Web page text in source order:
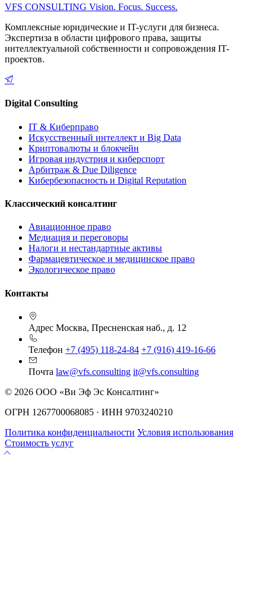
VFS CONSULTING Vision. Focus. Success.
Комплексные юридические и IT-услуги для бизнеса.
Экспертиза в области цифрового права, защиты
интеллектуальной собственности и сопровождения IT-
проектов.
Digital Consulting
IT & Киберправо
Искусственный интеллект и Big Data
Криптовалюты и блокчейн
Игровая индустрия и киберспорт
Арбитраж & Due Diligence
Кибербезопасность и Digital Reputation
Классический консалтинг
Авиационное право
Медиация и переговоры
Налоги и нестандартные активы
Фармацевтическое и медицинское право
Экологическое право
Контакты
Адрес Москва, Пресненская наб., д. 12
Телефон +7 (495) 118-24-84 +7 (916) 419-16-66
Почта law@vfs.consulting it@vfs.consulting
© 2026 ООО «Ви Эф Эс Консалтинг»
ОГРН 1267700068085 · ИНН 9703240210
Политика конфиденциальности Условия использования
Стоимость услуг